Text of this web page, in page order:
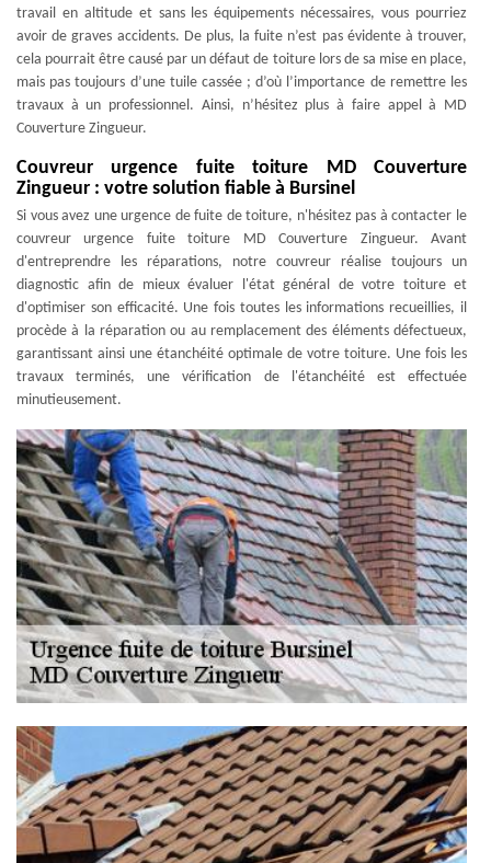
travail en altitude et sans les équipements nécessaires, vous pourriez
avoir de graves accidents. De plus, la fuite n’est pas évidente à trouver,
cela pourrait être causé par un défaut de toiture lors de sa mise en place,
mais pas toujours d’une tuile cassée ; d’où l’importance de remettre les
travaux à un professionnel. Ainsi, n’hésitez plus à faire appel à MD
Couverture Zingueur.
Couvreur urgence fuite toiture MD Couverture
Zingueur : votre solution fiable à Bursinel
Si vous avez une urgence de fuite de toiture, n'hésitez pas à contacter le
couvreur urgence fuite toiture MD Couverture Zingueur. Avant
d'entreprendre les réparations, notre couvreur réalise toujours un
diagnostic afin de mieux évaluer l'état général de votre toiture et
d'optimiser son efficacité. Une fois toutes les informations recueillies, il
procède à la réparation ou au remplacement des éléments défectueux,
garantissant ainsi une étanchéité optimale de votre toiture. Une fois les
travaux terminés, une vérification de l'étanchéité est effectuée
minutieusement.